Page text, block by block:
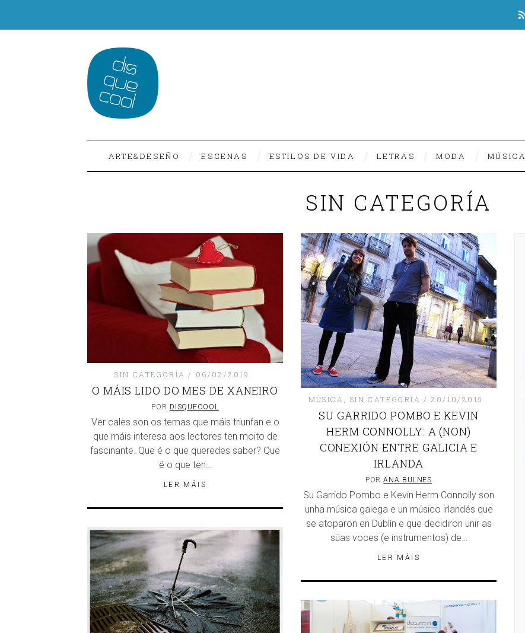
ARTE&DESEÑO ESCENAS ESTILOS DE VIDA LETRAS MODA MÚSICA
SIN CATEGORÍA
SIN CATEGORÍA 06/02/2019
O MÁIS LIDO DO MES DE XANEIRO
POR DISQUECOOL
Ver cales son os temas que máis triunfan e o
que máis interesa aos lectores ten moito de
fascinante. Que é o que queredes saber? Que
é o que ten…
LER MÁIS
MÚSICA SIN CATEGORÍA 20/10/2015
SU GARRIDO POMBO E KEVIN
HERM CONNOLLY: A (NON)
CONEXIÓN ENTRE GALICIA E
IRLANDA
PORANA BULNES
Su Garrido Pombo e Kevin Herm Connolly son
unha música galega e un músico irlandés que
se atoparon en Dublín e que decidiron unir as
súas voces (e instrumentos) de…
LER MÁIS